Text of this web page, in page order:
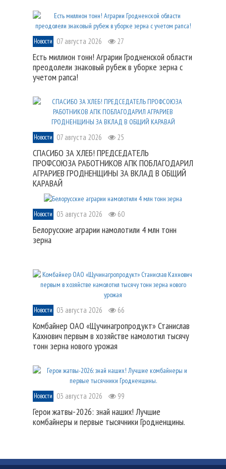
Новости 07 августа 2026 27
Есть миллион тонн! Аграрии Гродненской области
преодолели знаковый рубеж в уборке зерна с
учетом рапса!
Новости 07 августа 2026 25
СПАСИБО ЗА ХЛЕБ! ПРЕДСЕДАТЕЛЬ
ПРОФСОЮЗА РАБОТНИКОВ АПК ПОБЛАГОДАРИЛ
АГРАРИЕВ ГРОДНЕНЩИНЫ ЗА ВКЛАД В ОБЩИЙ
КАРАВАЙ
Новости 03 августа 2026 60
Белорусские аграрии намолотили 4 млн тонн
зерна
Новости 03 августа 2026 66
Комбайнер ОАО «Щучинагропродукт» Станислав
Кахнович первым в хозяйстве намолотил тысячу
тонн зерна нового урожая
Новости 03 августа 2026 99
Герои жатвы-2026: знай наших! Лучшие
комбайнеры и первые тысячники Гродненщины.